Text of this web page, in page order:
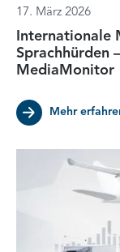
17. März 2026
Internationale
Sprachhürden
MediaMonitor
Mehr